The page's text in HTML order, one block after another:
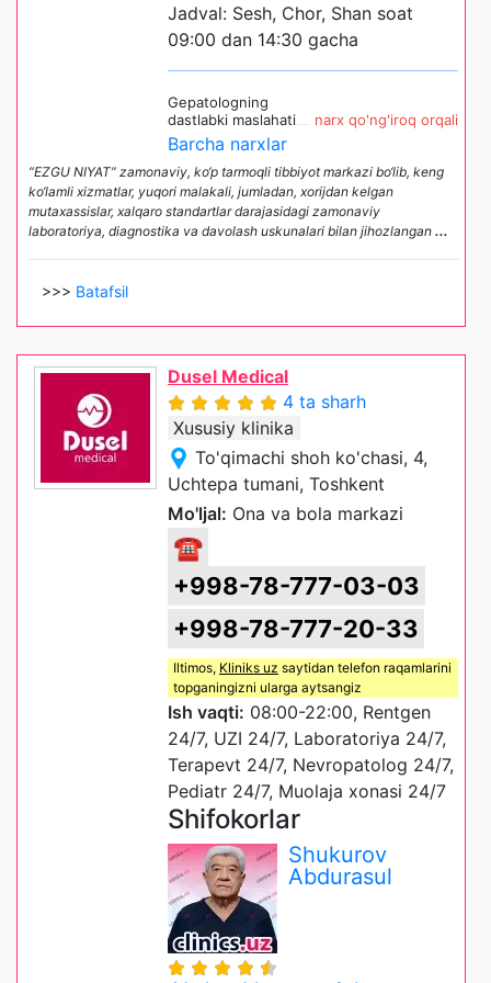
Jadval: Sesh, Chor, Shan soat
09:00 dan 14:30 gacha
Gepatologning
dastlabki maslahati
narx qo'ng'iroq orqali
Barcha narxlar
“EZGU NIYAT” zamonaviy, ko‘p tarmoqli tibbiyot markazi bo‘lib, keng
ko‘lamli xizmatlar, yuqori malakali, jumladan, xorijdan kelgan
mutaxassislar, xalqaro standartlar darajasidagi zamonaviy
laboratoriya, diagnostika va davolash uskunalari bilan jihozlangan ...
>>> Batafsil
Dusel Medical
4 ta sharh
Xususiy klinika
To'qimachi shoh ko'chasi, 4,
Uchtepa tumani, Toshkent
Mo'ljal: Ona va bola markazi
☎
+998-78-777-03-03
+998-78-777-20-33
Iltimos, Kliniks uz saytidan telefon raqamlarini
topganingizni ularga aytsangiz
Ish vaqti: 08:00-22:00, Rentgen
24/7, UZI 24/7, Laboratoriya 24/7,
Terapevt 24/7, Nevropatolog 24/7,
Pediatr 24/7, Muolaja xonasi 24/7
Shifokorlar
Shukurov
Abdurasul